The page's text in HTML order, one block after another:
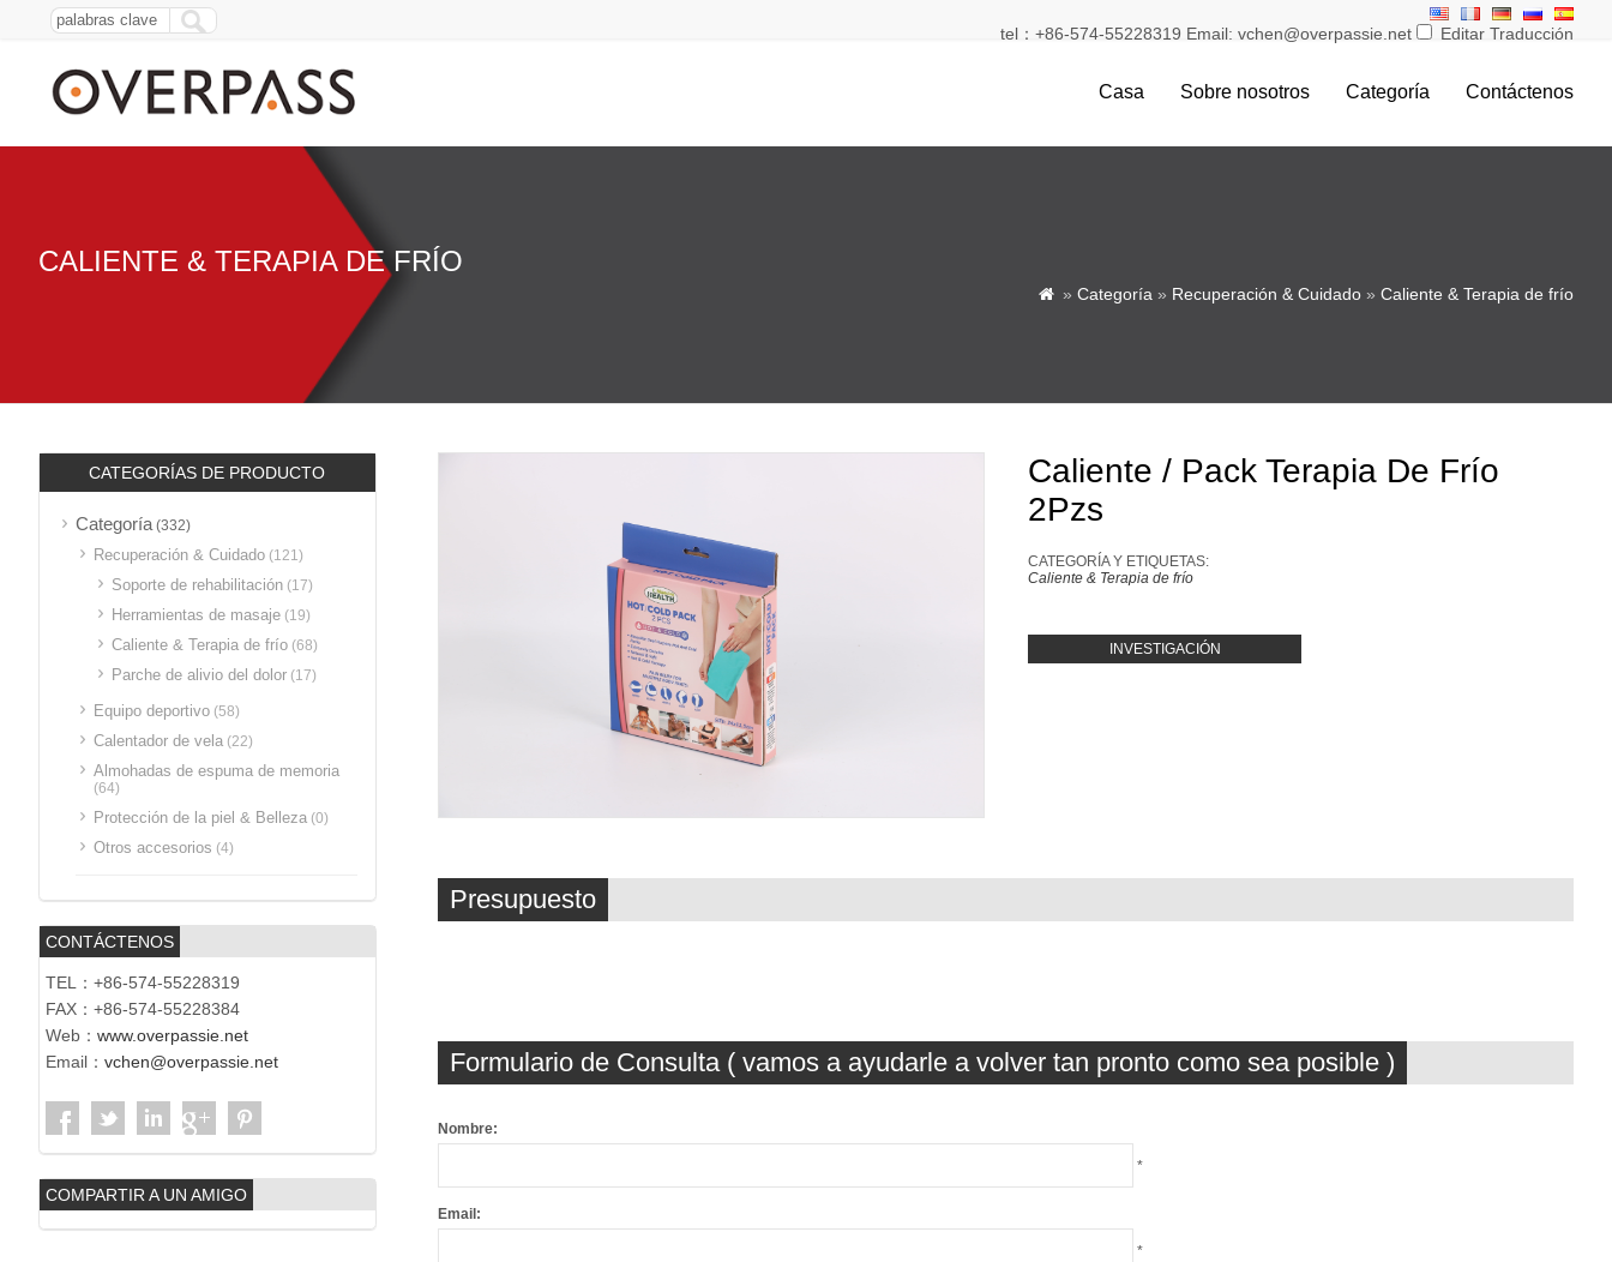
tel：+86-574-55228319 Email: vchen@overpassie.net Editar Traducción
Casa Sobre nosotros Categoría Contáctenos
CALIENTE & TERAPIA DE FRÍO
 » Categoría » Recuperación & Cuidado » Caliente & Terapia de frío
Caliente / Pack Terapia De Frío
2Pzs
CATEGORÍA Y ETIQUETAS:
Caliente & Terapia de frío
INVESTIGACIÓN
Presupuesto
Formulario de Consulta ( vamos a ayudarle a volver tan pronto como sea posible )
Nombre:
*
Email:
*
CATEGORÍAS DE PRODUCTO
Categoría(332)
Recuperación & Cuidado (121)
Soporte de rehabilitación (17)
Herramientas de masaje (19)
Caliente & Terapia de frío (68)
Parche de alivio del dolor (17)
Equipo deportivo (58)
Calentador de vela (22)
Almohadas de espuma de memoria
(64)
Protección de la piel & Belleza (0)
Otros accesorios (4)
CONTÁCTENOS
TEL：+86-574-55228319
FAX：+86-574-55228384
Web： www.overpassie.net
Email： vchen@overpassie.net
COMPARTIR A UN AMIGO